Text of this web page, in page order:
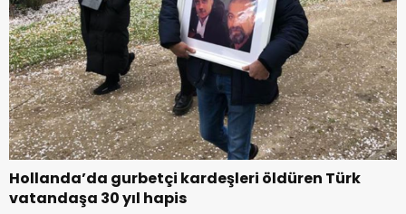
Hollanda’da gurbetçi kardeşleri öldüren Türk
vatandaşa 30 yıl hapis